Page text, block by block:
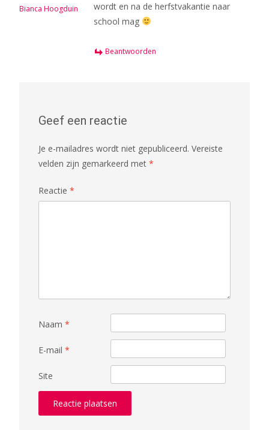
Bianca Hoogduin
wordt en na de herfstvakantie naar
school mag
Beantwoorden
Geef een reactie
Je e-mailadres wordt niet gepubliceerd. Vereiste
velden zijn gemarkeerd met *
Reactie *
Naam *
E-mail *
Site